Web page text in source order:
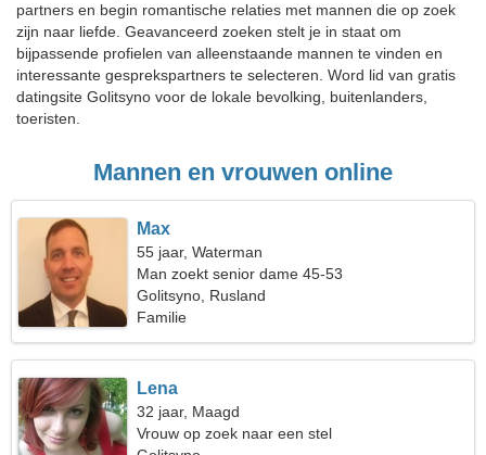
partners en begin romantische relaties met mannen die op zoek
zijn naar liefde. Geavanceerd zoeken stelt je in staat om
bijpassende profielen van alleenstaande mannen te vinden en
interessante gesprekspartners te selecteren. Word lid van gratis
datingsite Golitsyno voor de lokale bevolking, buitenlanders,
toeristen.
Mannen en vrouwen online
Max
55 jaar, Waterman
Man zoekt senior dame 45-53
Golitsyno, Rusland
Familie
Lena
32 jaar, Maagd
Vrouw op zoek naar een stel